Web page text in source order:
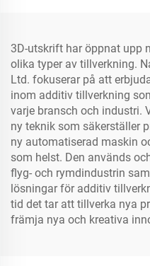
3D-utskrift har öppnat upp
olika typer av tillverkning.
Ltd. fokuserar på att
inom additiv tillverkning
varje bransch och industri.
ny teknik som säkerställer
ny automatiserad maskin
som helst. Den används
flyg- och rymdindustrin
lösningar för additiv
tid det tar att tillverka nya
främja nya och kreativa